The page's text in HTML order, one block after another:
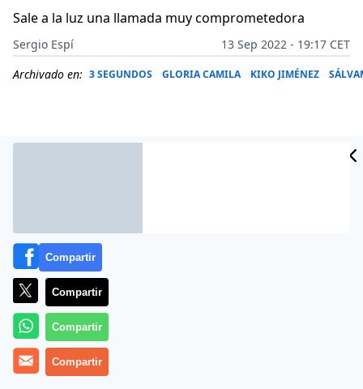
Sale a la luz una llamada muy comprometedora
Sergio Espí
13 Sep 2022 - 19:17 CET
Archivado en: 3 SEGUNDOS GLORIA CAMILA KIKO JIMÉNEZ
Más información
Compartir
Compartir
Compartir
Compartir